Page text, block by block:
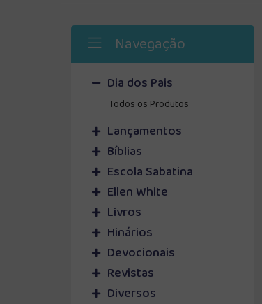
Navegação
Dia dos Pais
Todos os Produtos
Lançamentos
Bíblias
Escola Sabatina
Ellen White
Livros
Hinários
Devocionais
Revistas
Diversos